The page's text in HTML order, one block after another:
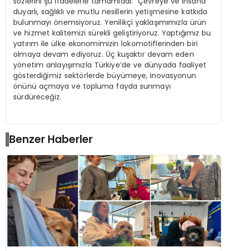
duyarlı, sağlıklı ve mutlu nesillerin yetişmesine katkıda
bulunmayı önemsiyoruz. Yenilikçi yaklaşımımızla ürün
ve hizmet kalitemizi sürekli geliştiriyoruz. Yaptığımız bu
yatırım ile ülke ekonomimizin lokomotiflerinden biri
olmaya devam ediyoruz. Üç kuşaktır devam eden
yönetim anlayışımızla Türkiye’de ve dünyada faaliyet
gösterdiğimiz sektörlerde büyümeye, inovasyonun
önünü açmaya ve topluma fayda sunmayı
sürdüreceğiz.
Benzer Haberler